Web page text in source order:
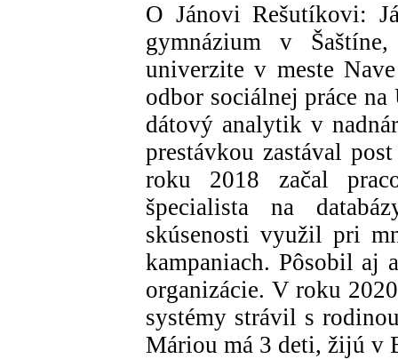
O Jánovi Rešutíkovi:
gymnázium v
univerzite v meste
odbor sociálnej práce
dátový analytik v
prestávkou zastával
roku 2018 začal
špecialista na
skúsenosti využil pri
kampaniach. Pôsobil aj
organizácie. V roku
systémy strávil s
Máriou má 3 deti, žijú v